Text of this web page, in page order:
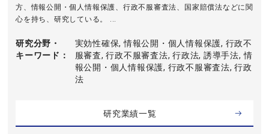
方、情報公開・個人情報保護、行政不服審査法、国家賠償法などに関
心を持ち、研究している。 ...
研究分野・
キーワード
実効性確保, 情報公開・個人情報保護, 行政不
服審査, 行政不服審査法, 行政法, 誘導手法, 情
報公開・個人情報保護, 行政不服審査法, 行政
法
研究業績一覧